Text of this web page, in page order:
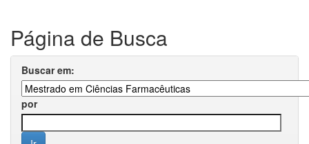
Página de Busca
Buscar em:
por